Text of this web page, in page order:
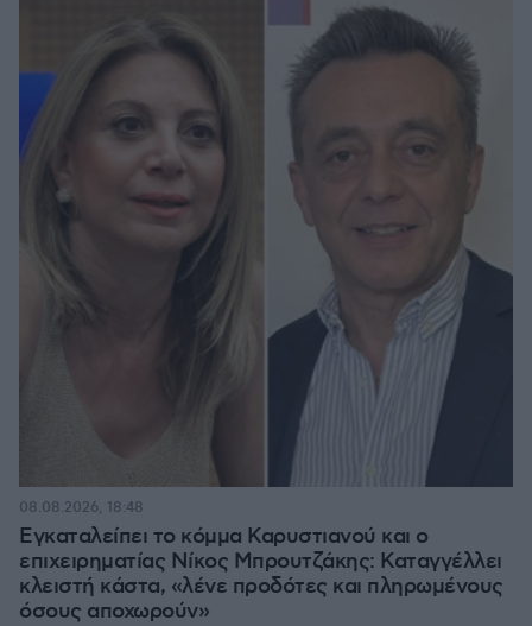
Εγκαταλείπει το κόμμα Καρυστιανού και ο
επιχειρηματίας Νίκος Μπρουτζάκης: Καταγγέλλει
κλειστή κάστα, «λένε προδότες και πληρωμένους
όσους αποχωρούν»
08.08.2026, 18:48